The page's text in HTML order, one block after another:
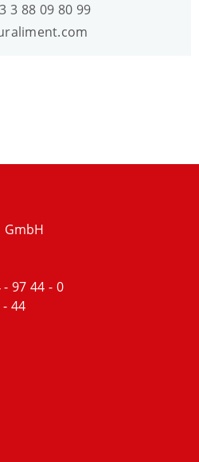
3 88 09 80 99
- 97 44 - 0
- 44